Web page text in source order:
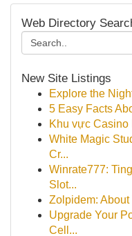
Web Directory
New Site Listings
Explore the
5 Easy Facts
Khu vực Casino
White Magic
Cr...
Winrate777:
Slot...
Zolpidem:
Upgrade Your
Cell...